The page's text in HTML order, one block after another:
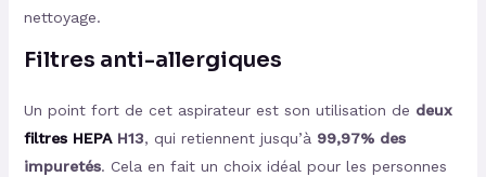
nettoyage.
Filtres anti-allergiques
Un point fort de cet aspirateur est son utilisation de deux
filtres HEPAH13, qui retiennent jusqu’à 99,97% des
impuretés. Cela en fait un choix idéal pour les personnes